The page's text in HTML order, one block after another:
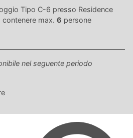
Tipo C-6 presso Residence
contenere max. 6 persone
nel seguente periodo